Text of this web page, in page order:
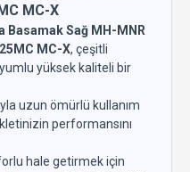
MC-X
Sağ MH-MNR
MC-X, çeşitli
yüksek kaliteli bir
uzun ömürlü kullanım
performansını
hale getirmek için